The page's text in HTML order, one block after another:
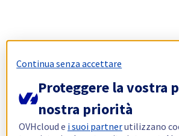
Continua senza accettare
Proteggere la vostra
nostra priorità
OVHcloud e i suoi partnerutilizzano